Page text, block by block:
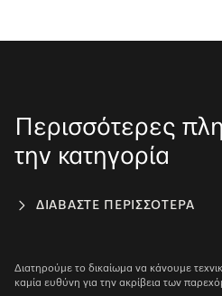
Περισσότερες
την κατηγορία
ΔΙΑΒΆΣΤΕ ΠΕΡΙΣΣΌΤΕΡΑ
Διατηρούμε το δικαίωμα να κάνουμε
καμία ευθύνη για την ακρίβεια των